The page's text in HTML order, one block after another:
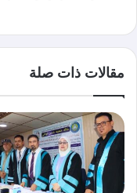
مقالات ذات صلة